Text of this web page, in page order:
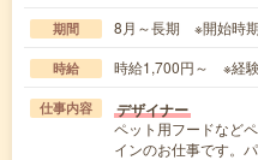
期間 8月～長期 ※開始時期
時給 時給1,700円～ ※経験
仕事内容 デザイナー
ペット用フードなど
インのお仕事です。